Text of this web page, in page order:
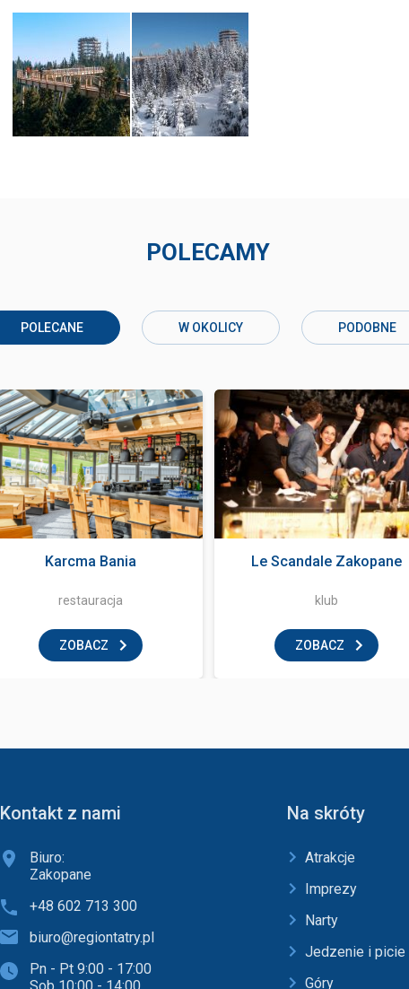
POLECAMY
POLECANE W OKOLICY PODOBNE
Karcma Bania
restauracja
ZOBACZ
Le Scandale Zakopane
klub
ZOBACZ
Kontakt z nami
Biuro:
Zakopane
+48 602 713 300
biuro@regiontatry.pl
Pn - Pt 9:00 - 17:00
Na skróty
Atrakcje
Imprezy
Narty
Jedzenie i picie
Góry